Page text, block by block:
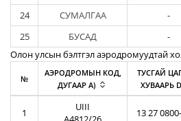
24 СУМАЛГАА -
25
БУСАД -
Олон улсын бэлтгэл аэродромуудтай
№
АЭРОДРОМЫН КОД,
ДУГААР A)
ТУСГАЙ
ХУВААРЬ
1
UIII
13 27